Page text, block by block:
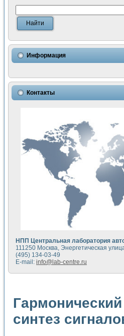
Измерение шумовых
Измерительный
Использование NI
Исследовние
Математическое
Применение
Симуляция отклика
Автоматизация
Разработка
Применение среды
Портативная система
Использование
Устройство для
Передовые научные
Автоматизированная
Автоматизированный
Визуализация
Виртуальный прибор
Исследование
Исследование
Метод
Недорогая система
Применение
Расчет переноса
Применение NI VISION
Управление движением
Информация
Контакты
НПП Центральная лаборатория
111250 Москва, Энергетическая
(495) 134-03-49
E-mail: info@lab-centre.ru
синтез